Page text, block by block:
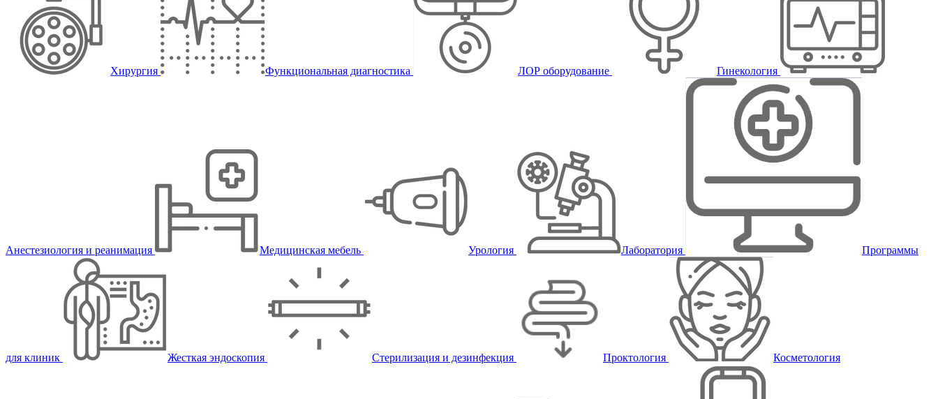
Хирургия Функциональная диагностика ЛОР оборудование Гинекология
Анестезиология и реанимация Медицинская мебель Урология Лаборатория Программы
для клиник Жесткая эндоскопия Стерилизация и дезинфекция Проктология Косметология